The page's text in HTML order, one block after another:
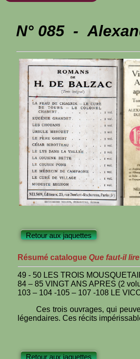
N° 085 -
Retour aux jaquettes
Résumé catalogue Que faut-il
49 - 50 LES TROIS
84 – 85 VINGT ANS APRES (2
103 – 104 -105 – 107 -108 LE
Ces trois ouvrages, qui
légendaires. Ces récits
Retour aux jaquettes